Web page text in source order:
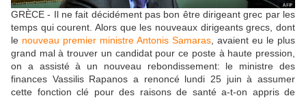
GRÈCE - Il ne fait décidément pas bon être dirigeant grec par les
temps qui courent. Alors que les nouveaux dirigeants grecs, dont
le nouveau premier ministre Antonis Samaras , avaient eu le plus
grand mal à trouver un candidat pour ce poste à haute pression,
on a assisté à un nouveau rebondissement: le ministre des
finances Vassilis Rapanos a renoncé lundi 25 juin à assumer
cette fonction clé pour des raisons de santé a-t-on appris de